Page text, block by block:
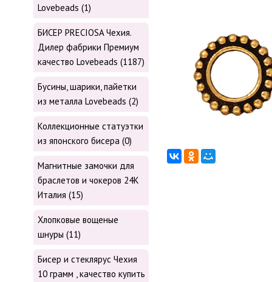
Lovebeads (1)
БИСЕР PRECIOSA Чехия.
Дилер фабрики Премиум
качество Lovebeads (1187)
Бусины, шарики, пайетки
из металла Lovebeads (2)
Коллекционные статуэтки
из японского бисера (0)
Магнитные замочки для
браслетов и чокеров 24К
Италия (15)
Хлопковые вощеные
шнуры (11)
Бисер и стеклярус Чехия
10 грамм , качество купить